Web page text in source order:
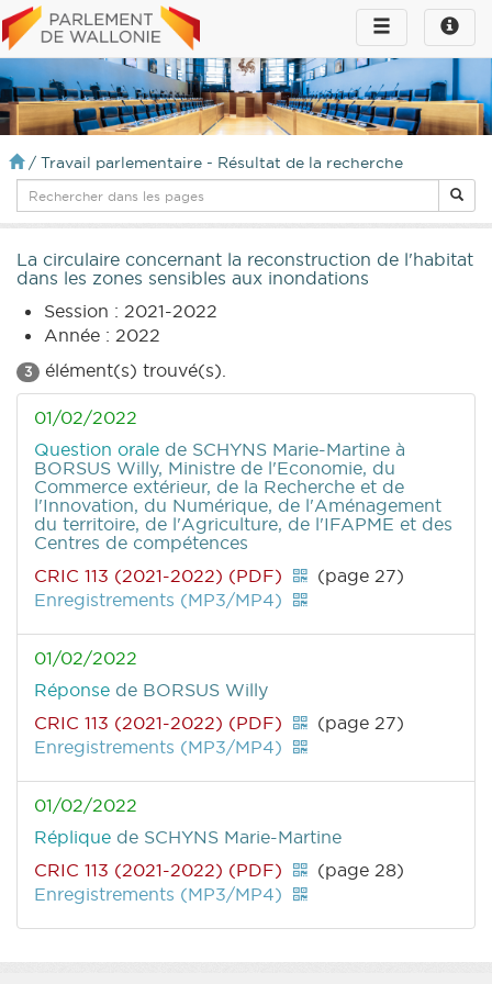
Toggle
infos
Toggle
navigation
/ Travail parlementaire - Résultat de la recherche
La circulaire concernant la reconstruction de l'habitat
dans les zones sensibles aux inondations
Session : 2021-2022
Année : 2022
3 élément(s) trouvé(s).
01/02/2022
Question orale de SCHYNS Marie-Martine à
BORSUS Willy, Ministre de l'Economie, du
Commerce extérieur, de la Recherche et de
l'Innovation, du Numérique, de l'Aménagement
du territoire, de l'Agriculture, de l'IFAPME et des
Centres de compétences
CRIC 113 (2021-2022) (PDF)
(page 27)
Enregistrements (MP3/MP4)
01/02/2022
Réponse de BORSUS Willy
CRIC 113 (2021-2022) (PDF)
(page 27)
Enregistrements (MP3/MP4)
01/02/2022
Réplique de SCHYNS Marie-Martine
CRIC 113 (2021-2022) (PDF)
(page 28)
Enregistrements (MP3/MP4)